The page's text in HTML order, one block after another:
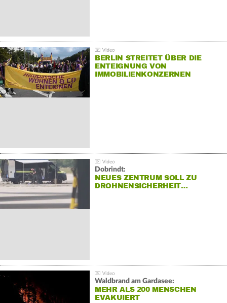
BERLIN STREITET ÜBER DIE
ENTEIGNUNG VON
IMMOBILIENKONZERNEN
Dobrindt:
NEUES ZENTRUM SOLL ZU
DROHNENSICHERHEIT…
Waldbrand am Gardasee:
MEHR ALS 200 MENSCHEN
EVAKUIERT